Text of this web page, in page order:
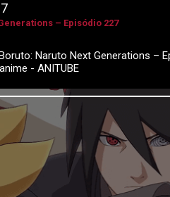
– Episódio 227
Naruto Next Generations –
- ANITUBE